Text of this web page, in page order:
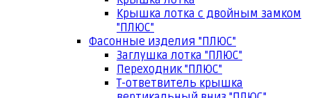
Крышка лотка с двойным замком
"ПЛЮС"
Фасонные изделия "ПЛЮС"
Заглушка лотка "ПЛЮС"
Переходник "ПЛЮС"
Т-ответвитель крышка